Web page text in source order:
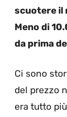
scuotere il
Meno di
da prima
Ci sono
del prezzo
era tutto